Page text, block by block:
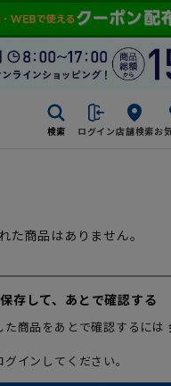
検索 ログイン店舗検索お
た商品はありません。
存して、あとで確認する
商品をあとで確認するには
インしてください。